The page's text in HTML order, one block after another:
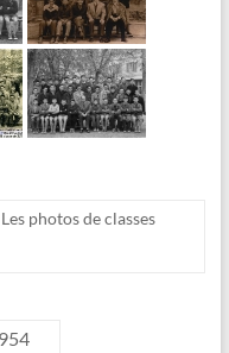
Les photos de classes